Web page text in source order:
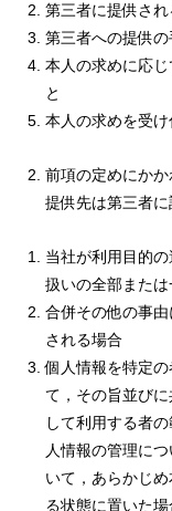
第三者に提供さ
第三者への提供
本人の求めに応
と
本人の求めを受
前項の定めにか
提供先は第三者に
当社が利用目的
扱いの全部また
合併その他の事
される場合
個人情報を特定
て，その旨並び
して利用する者
人情報の管理に
いて，あらかじ
る状態に置いた場